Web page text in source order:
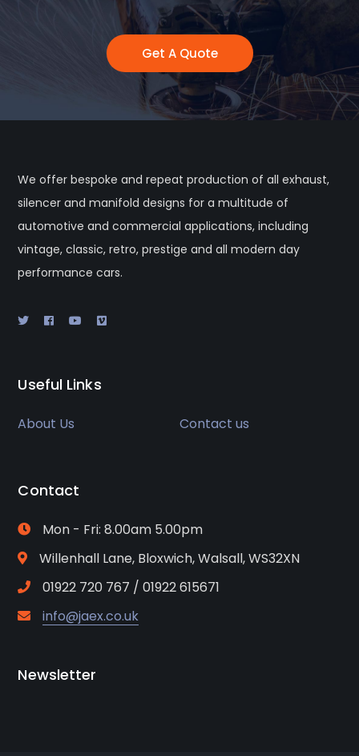
Get A Quote
We offer bespoke and repeat production of all exhaust,
silencer and manifold designs for a multitude of
automotive and commercial applications, including
vintage, classic, retro, prestige and all modern day
performance cars.
Useful Links
About Us Contact us
Contact
Mon - Fri: 8.00am 5.00pm
Willenhall Lane, Bloxwich, Walsall, WS32XN
01922 720 767 / 01922 615671
info@jaex.co.uk
Newsletter